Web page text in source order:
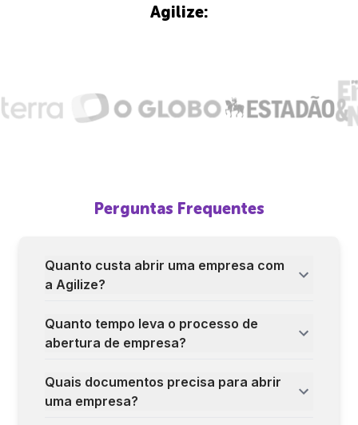
Agilize:
Perguntas Frequentes
Quanto custa abrir uma empresa com
a Agilize?
Quanto tempo leva o processo de
abertura de empresa?
Quais documentos precisa para abrir
uma empresa?